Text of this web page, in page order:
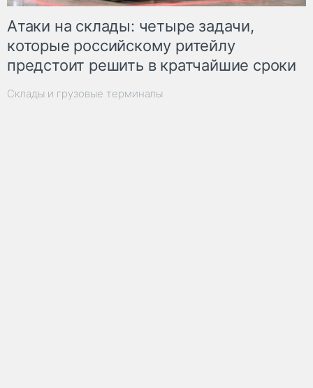
Атаки на склады: четыре задачи,
которые российскому ритейлу
предстоит решить в кратчайшие сроки
Склады и грузовые терминалы